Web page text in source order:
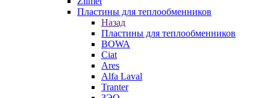
Пластины для теплообменников
Назад
Пластины для теплообменников
BOWA
Ciat
Ares
Alfa Laval
Tranter